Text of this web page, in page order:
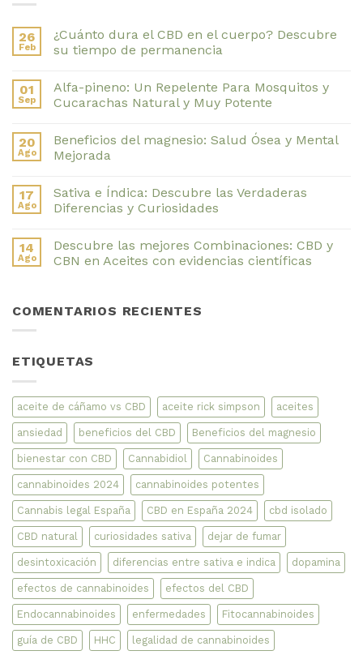
26
Feb
¿Cuánto dura el CBD en el cuerpo? Descubre
su tiempo de permanencia
comentarios
en
¿Cuánto
CBD
en
el
su
tiempo
de
01
Sep
Alfa-pineno: Un Repelente Para Mosquitos y
Cucarachas Natural y Muy Potente
comentarios
en
Alfa-
Repelente
Para
Mosquitos
Natural
y
Muy
20
Ago
Beneficios del magnesio: Salud Ósea y Mental
Mejorada
comentarios
en
Beneficios
Salud
Ósea
y
17
Ago
Sativa e Índica: Descubre las Verdaderas
Diferencias y Curiosidades
comentarios
en
Sativa
las
Verdaderas
14
Ago
Descubre las mejores Combinaciones: CBD y
CBN en Aceites con evidencias científicas
en
Descubre
CBD
Aceites
con
evidencias
científicas
COMENTARIOS RECIENTES
ETIQUETAS
aceite de cáñamo vs CBD aceite rick simpson aceites
ansiedad beneficios del CBD Beneficios del magnesio
bienestar con CBD Cannabidiol Cannabinoides
cannabinoides 2024 cannabinoides potentes
Cannabis legal España CBD en España 2024 cbd isolado
CBD natural curiosidades sativa dejar de fumar
desintoxicación diferencias entre sativa e indica dopamina
efectos de cannabinoides efectos del CBD
Endocannabinoides enfermedades Fitocannabinoides
guía de CBD HHC legalidad de cannabinoides